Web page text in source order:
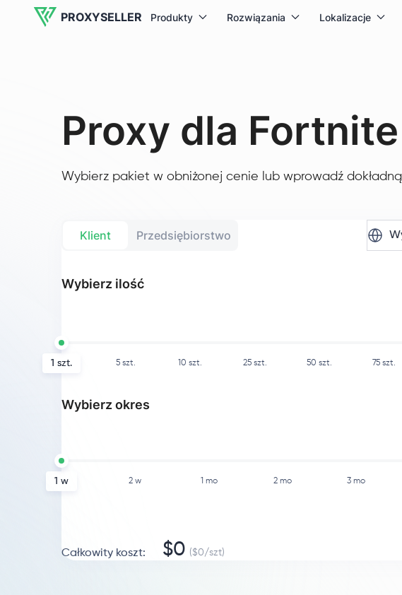
PROXYSELLER Produkty Rozwiązania Lokalizacje
Proxy dla Fortnite
Wybierz pakiet w obniżonej cenie lub wprowadź
Klient Przedsiębiorstwo
Wybierz ilość
1 szt. 5 szt. 10 szt. 25 szt. 50 szt. 75 szt.
Wybierz okres
1 w 2 w 1 mo 2 mo 3 mo
Całkowity koszt: $0 ($0/szt)